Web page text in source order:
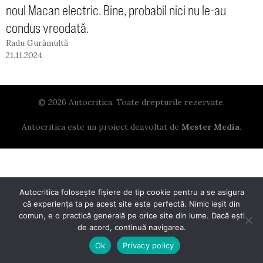
noul Macan electric. Bine, probabil nici nu le-au
condus vreodată.
Radu Gurămultă
21.11.2024
© 2026 Autocritica. Toate drepturile rezervate.
Autocritica este un proiect dezvoltat de Mester Media.
Autocritica folosește fișiere de tip cookie pentru a se asigura
că experiența ta pe acest site este perfectă. Nimic ieșit din
comun, e o practică generală pe orice site din lume. Dacă ești
de acord, continuă navigarea.
Ok
Privacy policy